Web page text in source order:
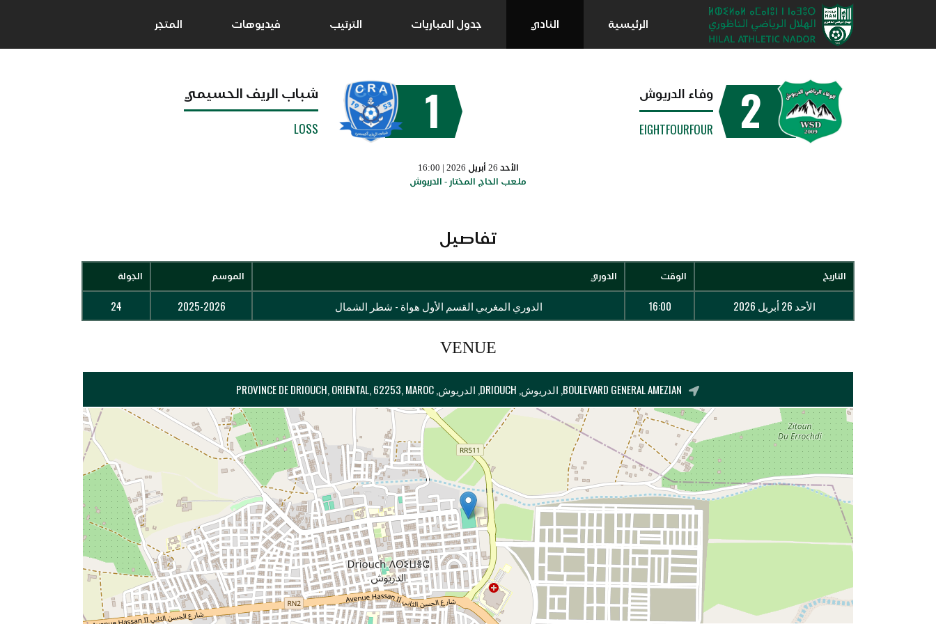
الرئيسية النادي جدول المباريات الترتيب فيديوهات المتجر
2 وفاء الدريوش
EIGHTFOURFOUR
1 شباب الريف الحسيمي
LOSS
الأحد 26 أبريل 2026 | 16:00
ملعب الحاج المختار - الدريوش
تفاصيل
التاريخ الوقت الدوري الموسم الجولة
الأحد 26 أبريل 2026 16:00 الدوري المغربي القسم الأول هواة - شطر الشمال 2025-2026
24
VENUE
BOULEVARD GENERAL AMEZIAN, الدريوش, DRIOUCH, الدريوش, PROVINCE DE DRIOUCH, ORIENTAL, 62253, MAROC